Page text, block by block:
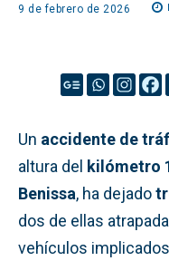
9 de febrero de 2026
Un accidente de
altura del kilómetro
Benissa, ha dejado
dos de ellas
vehículos